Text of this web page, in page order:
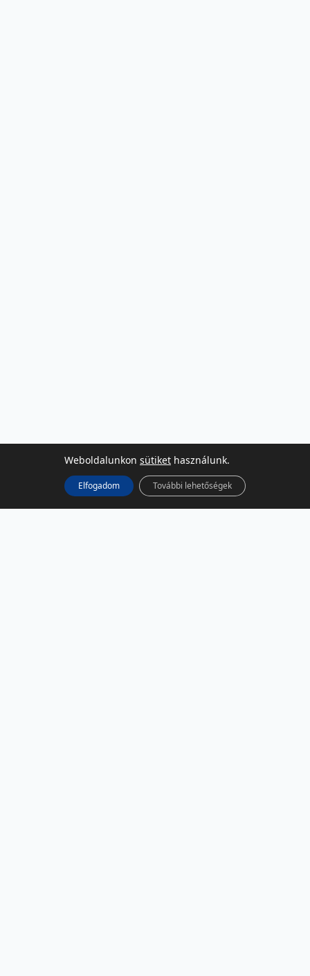
Weboldalunkon sütiket használunk.
Elfogadom További lehetőségek